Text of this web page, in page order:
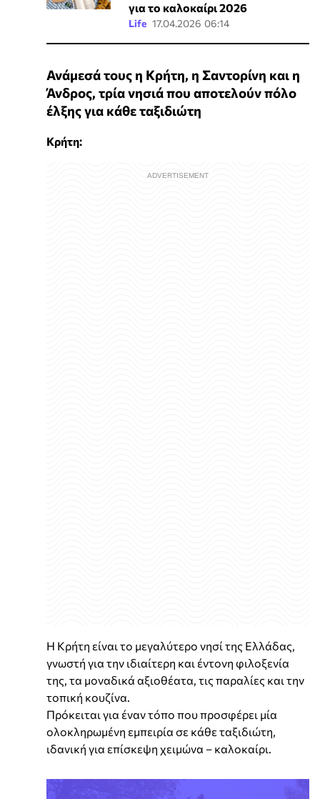
για το καλοκαίρι 2026
Life 17.04.2026 06:14
Ανάμεσά τους η Κρήτη, η Σαντορίνη και η
Άνδρος, τρία νησιά που αποτελούν πόλο
έλξης για κάθε ταξιδιώτη
Κρήτη:
Η Κρήτη είναι το μεγαλύτερο νησί της Ελλάδας,
γνωστή για την ιδιαίτερη και έντονη φιλοξενία
της, τα μοναδικά αξιοθέατα, τις παραλίες και την
τοπική κουζίνα.
Πρόκειται για έναν τόπο που προσφέρει μία
ολοκληρωμένη εμπειρία σε κάθε ταξιδιώτη,
ιδανική για επίσκεψη χειμώνα – καλοκαίρι.